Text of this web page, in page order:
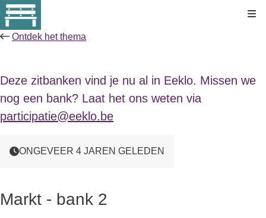
Ontdek het thema
Deze zitbanken vind je nu al in Eeklo. Missen we
nog een bank? Laat het ons weten via
participatie@eeklo.be
ONGEVEER 4 JAREN GELEDEN
Markt - bank 2